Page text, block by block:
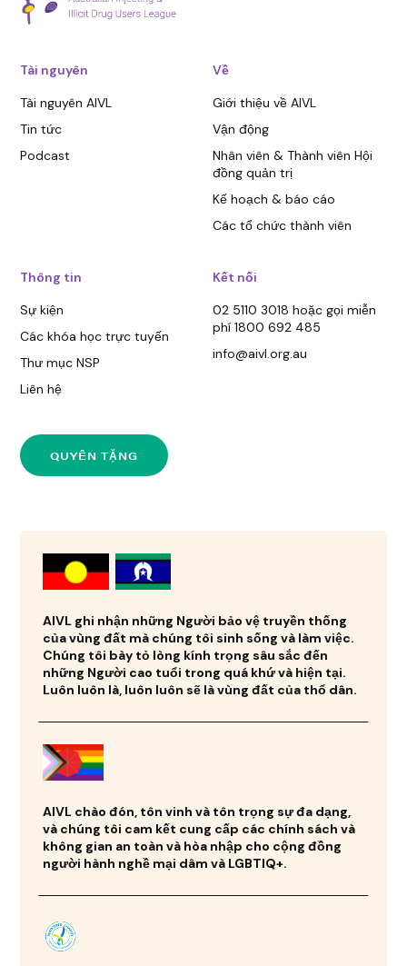
Tài nguyên
Tài nguyên AIVL
Tin tức
Podcast
Về
Giới thiệu về AIVL
Vận động
Nhân viên & Thành viên Hội
đồng quản trị
Kế hoạch & báo cáo
Các tổ chức thành viên
Thông tin
Sự kiện
Các khóa học trực tuyến
Thư mục NSP
Liên hệ
Kết nối
02 5110 3018 hoặc gọi miễn
phí 1800 692 485
info@aivl.org.au
QUYÊN TẶNG
AIVL ghi nhận những Người bảo vệ truyền thống
của vùng đất mà chúng tôi sinh sống và làm việc.
Chúng tôi bày tỏ lòng kính trọng sâu sắc đến
những Người cao tuổi trong quá khứ và hiện tại.
Luôn luôn là, luôn luôn sẽ là vùng đất của thổ dân.
AIVL chào đón, tôn vinh và tôn trọng sự đa dạng,
và chúng tôi cam kết cung cấp các chính sách và
không gian an toàn và hòa nhập cho cộng đồng
người hành nghề mại dâm và LGBTIQ+.